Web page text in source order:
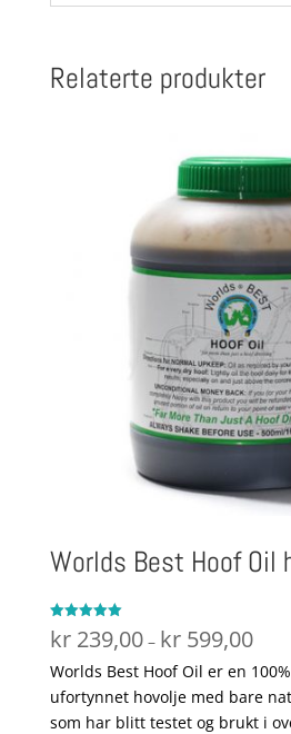
Relaterte produkter
Worlds Best Hoof Oil
Vurdert
5.00
kr239,00 – kr599,00
til
kr
Worlds Best Hoof Oil er en
ufortynnet hovolje med bare
som har blitt testet og brukt i